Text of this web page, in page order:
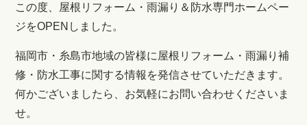
この度、屋根リフォーム・雨漏り＆防水専門ホームペー
ジをOPENしました。
福岡市・糸島市地域の皆様に屋根リフォーム・雨漏り補
修・防水工事に関する情報を発信させていただきます。
何かございましたら、お気軽にお問い合わせくださいま
せ。